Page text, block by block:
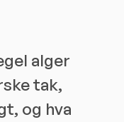
alger
tak,
og hva